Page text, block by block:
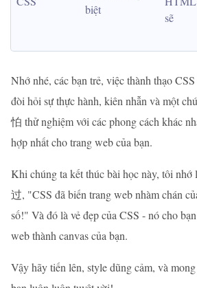
biệt
sẽ
Nhớ nhé, các bạn trẻ, việc thành thạo
đòi hỏi sự thực hành, kiên nhẫn và một
怕 thử nghiệm với các phong cách khác
hợp nhất cho trang web của bạn.
Khi chúng ta kết thúc bài học này, tôi
过, "CSS đã biến trang web nhàm chán
số!" Và đó là vẻ đẹp của CSS - nó cho
web thành canvas của bạn.
Vậy hãy tiến lên, style dũng cảm, và